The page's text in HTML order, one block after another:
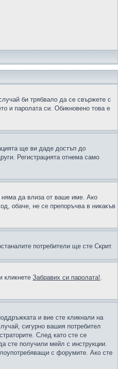
би трябвало да се свържете с
и паролата си. Обикновено това е
ще ви даде достъп до
Регистрацията отнема само
няма да влиза от ваше име. Ако
обаче, не се препоръчва в никакъв
потребители ще сте Скрит.
кликнете Забравих си паролата!.
и вие сте кликнали на
сигурно вашия потребител
След като сте се
сте получили мейл с инструкции.
с форумите. Ако сте